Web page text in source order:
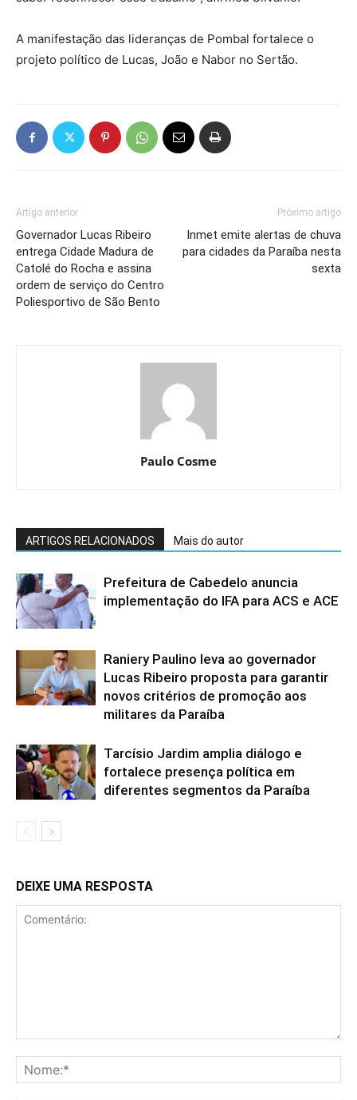
A manifestação das lideranças de Pombal fortalece o
projeto político de Lucas, João e Nabor no Sertão.
Artigo anterior
Governador Lucas Ribeiro
entrega Cidade Madura de
Catolé do Rocha e assina
ordem de serviço do Centro
Poliesportivo de São Bento
Próximo artigo
Inmet emite alertas de chuva
para cidades da Paraíba nesta
sexta
Paulo Cosme
ARTIGOS RELACIONADOS Mais do autor
Prefeitura de Cabedelo anuncia
implementação do IFA para ACS e ACE
Raniery Paulino leva ao governador
Lucas Ribeiro proposta para garantir
novos critérios de promoção aos
militares da Paraíba
Tarcísio Jardim amplia diálogo e
fortalece presença política em
diferentes segmentos da Paraíba
DEIXE UMA RESPOSTA